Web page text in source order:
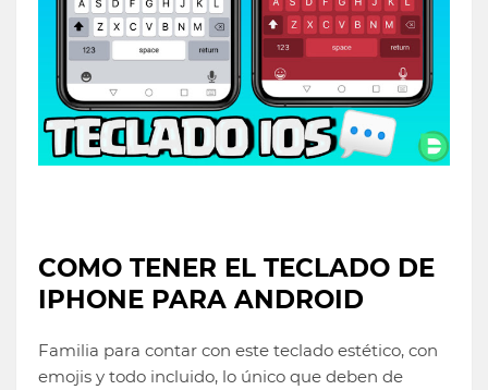
COMO TENER EL TECLADO DE
IPHONE PARA ANDROID
Familia para contar con este teclado estético, con
emojis y todo incluido, lo único que deben de